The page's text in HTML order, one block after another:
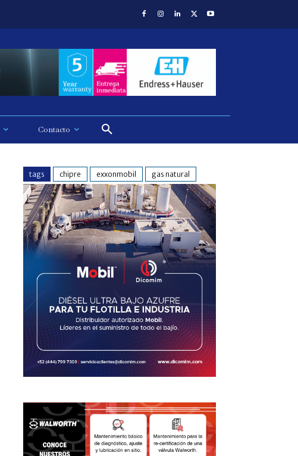
Contacto
tags chipre exxonmobil gas natural